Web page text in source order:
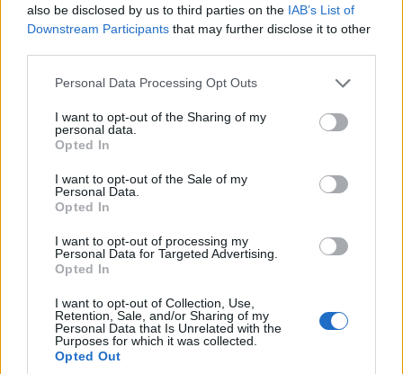
also be disclosed by us to third parties on the IAB’s List of
Downstream Participants that may further disclose it to other
Please note that this website/app uses one or more Google
not limited to your visit or usage behaviour. You may click to
grant or deny consent to Google and its third-party tags to
use your data for below specified purposes in below Google
consent section.
Personal Data Processing Opt Outs
I want to opt-out of the Sharing of my
personal data.
Opted In
I want to opt-out of the Sale of my
Personal Data.
Opted In
I want to opt-out of processing my
Personal Data for Targeted Advertising.
Opted In
I want to opt-out of Collection, Use,
Retention, Sale, and/or Sharing of my
Personal Data that Is Unrelated with the
Purposes for which it was collected.
Opted Out
baloldali zsidó szervezetek sokaságával
karöltve az elmúlt 24 órát azzal töltötték,
hogy a monsey-i támadást hangosan elítélő,
továbbra is a „fehér nacionalizmust” vádolták
az antiszemita erőszak pestiséért, amely
zsidókat öl a közösségeinkben.